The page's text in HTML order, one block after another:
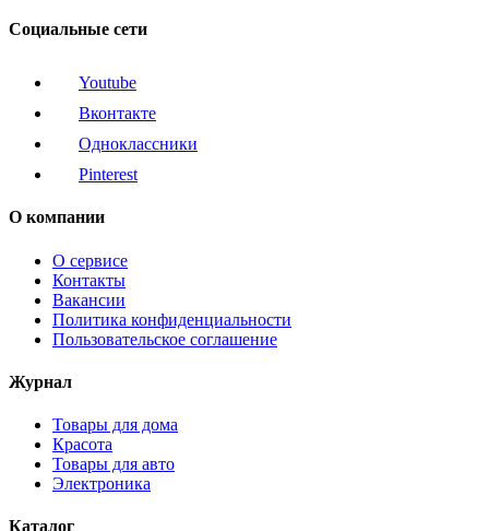
Социальные сети
Youtube
Вконтакте
Одноклассники
Pinterest
О компании
О сервисе
Контакты
Вакансии
Политика конфиденциальности
Пользовательское соглашение
Журнал
Товары для дома
Красота
Товары для авто
Электроника
Каталог